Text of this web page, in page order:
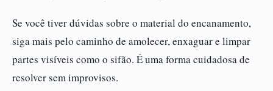
Se você tiver dúvidas sobre o material do encanamento,
siga mais pelo caminho de amolecer, enxaguar e limpar
partes visíveis como o sifão. É uma forma cuidadosa de
resolver sem improvisos.